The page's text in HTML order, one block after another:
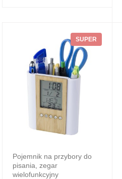
SUPER
Pojemnik na przybory do
pisania, zegar
wielofunkcyjny